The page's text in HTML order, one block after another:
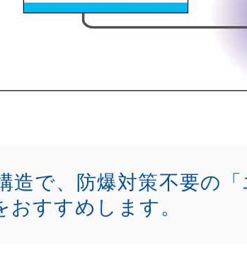
造で、防爆対策不要の
すすめします。